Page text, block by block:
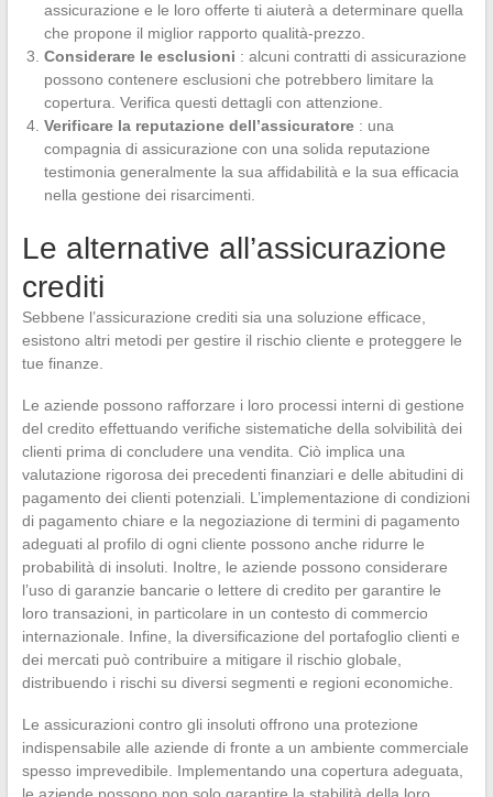
assicurazione e le loro offerte ti aiuterà a determinare quella
che propone il miglior rapporto qualità-prezzo.
Considerare le esclusioni : alcuni contratti di assicurazione
possono contenere esclusioni che potrebbero limitare la
copertura. Verifica questi dettagli con attenzione.
Verificare la reputazione dell’assicuratore : una
compagnia di assicurazione con una solida reputazione
testimonia generalmente la sua affidabilità e la sua efficacia
nella gestione dei risarcimenti.
Le alternative all’assicurazione
crediti
Sebbene l’assicurazione crediti sia una soluzione efficace,
esistono altri metodi per gestire il rischio cliente e proteggere le
tue finanze.
Le aziende possono rafforzare i loro processi interni di gestione
del credito effettuando verifiche sistematiche della solvibilità dei
clienti prima di concludere una vendita. Ciò implica una
valutazione rigorosa dei precedenti finanziari e delle abitudini di
pagamento dei clienti potenziali. L’implementazione di condizioni
di pagamento chiare e la negoziazione di termini di pagamento
adeguati al profilo di ogni cliente possono anche ridurre le
probabilità di insoluti. Inoltre, le aziende possono considerare
l’uso di garanzie bancarie o lettere di credito per garantire le
loro transazioni, in particolare in un contesto di commercio
internazionale. Infine, la diversificazione del portafoglio clienti e
dei mercati può contribuire a mitigare il rischio globale,
distribuendo i rischi su diversi segmenti e regioni economiche.
Le assicurazioni contro gli insoluti offrono una protezione
indispensabile alle aziende di fronte a un ambiente commerciale
spesso imprevedibile. Implementando una copertura adeguata,